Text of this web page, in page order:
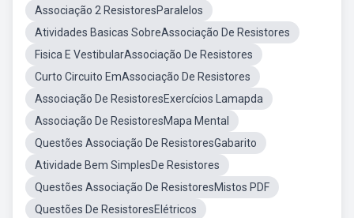
Associação 2 ResistoresParalelos
Atividades Basicas SobreAssociação De Resistores
Fisica E VestibularAssociação De Resistores
Curto Circuito EmAssociação De Resistores
Associação De ResistoresExercícios Lamapda
Associação De ResistoresMapa Mental
Questões Associação De ResistoresGabarito
Atividade Bem SimplesDe Resistores
Questões Associação De ResistoresMistos PDF
Questões De ResistoresElétricos